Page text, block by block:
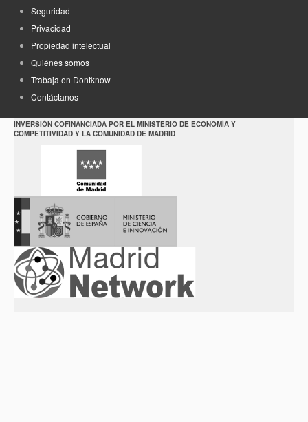
Seguridad
Privacidad
Propiedad intelectual
Quiénes somos
Trabaja en Dontknow
Contáctanos
INVERSIÓN COFINANCIADA POR EL MINISTERIO DE ECONOMÍA Y
COMPETITIVIDAD Y LA COMUNIDAD DE MADRID